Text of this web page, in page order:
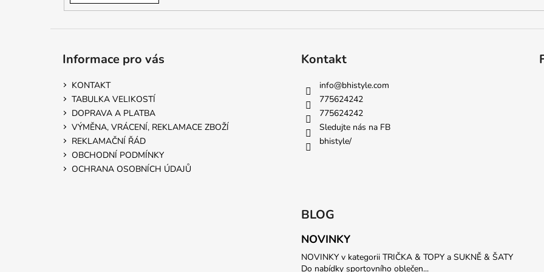
Informace pro vás
KONTAKT
TABULKA VELIKOSTÍ
DOPRAVA A PLATBA
VÝMĚNA, VRÁCENÍ, REKLAMACE ZBOŽÍ
REKLAMAČNÍ ŘÁD
OBCHODNÍ PODMÍNKY
OCHRANA OSOBNÍCH ÚDAJŮ
Kontakt
info@bhistyle.com
775624242
775624242
Sledujte nás na FB
bhistyle/
BLOG
NOVINKY
NOVINKY v kategorii TRIČKA & TOPY a SUKNĚ & ŠATY
Do nabídky sportovního oblečen...